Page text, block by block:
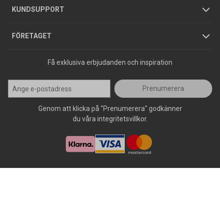
KUNDSUPPORT
Varumärken
FÖRETAGET
Jobba hos oss
Press
Få exklusiva erbjudanden och inspiration
Prenumerera
Genom att klicka på "Prenumerera" godkänner
du våra integritetsvillkor.